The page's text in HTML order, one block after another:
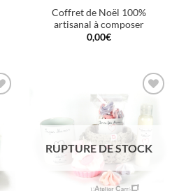
Coffret de Noël 100%
artisanal à composer
0,00€
Ajouter
à la
wishlist
RUPTURE DE STOCK